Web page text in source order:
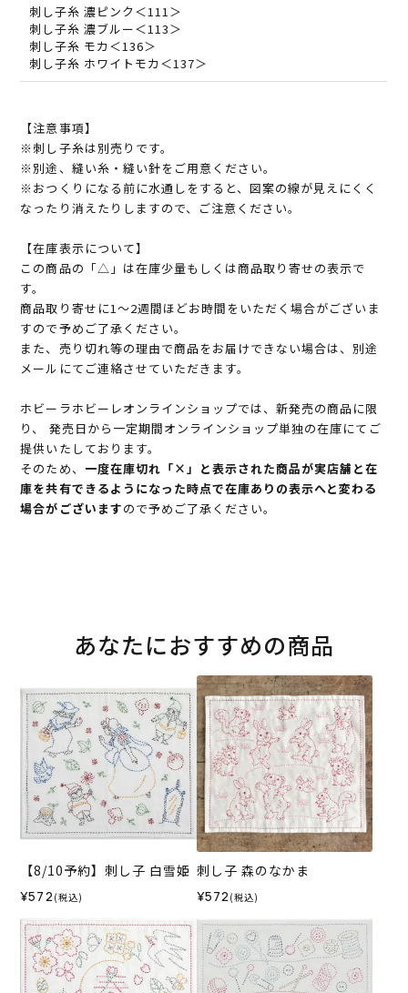
刺し子糸 濃ピンク＜111＞
刺し子糸 濃ブルー＜113＞
刺し子糸 モカ＜136＞
刺し子糸 ホワイトモカ＜137＞
【注意事項】
※刺し子糸は別売りです。
※別途、縫い糸・縫い針をご用意ください。
※おつくりになる前に水通しをすると、図案の線が見えにくく
なったり消えたりしますので、ご注意ください。
【在庫表示について】
この商品の「△」は在庫少量もしくは商品取り寄せの表示で
す。
商品取り寄せに1～2週間ほどお時間をいただく場合がございま
すので予めご了承ください。
また、売り切れ等の理由で商品をお届けできない場合は、別途
メールにてご連絡させていただきます。
ホビーラホビーレオンラインショップでは、新発売の商品に限
り、 発売日から一定期間オンラインショップ単独の在庫にてご
提供いたしております。
そのため、 一度在庫切れ「×」と表示された商品が実店舗と在
庫を共有できるようになった時点で在庫ありの表示へと変わる
場合がございますので予めご了承ください。
あなたにおすすめの商品
【8/10予約】刺し子 白雪姫
¥572 (税込)
刺し子 森のなかま
¥572 (税込)